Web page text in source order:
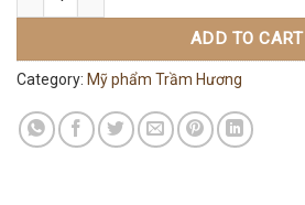
ADD TO CART
Category: Mỹ phẩm Trầm Hương